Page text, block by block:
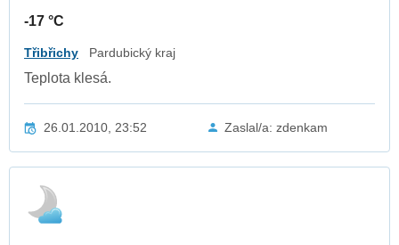
-17 °C
Třibřichy Pardubický kraj
Teplota klesá.
26.01.2010, 23:52 Zaslal/a: zdenkam